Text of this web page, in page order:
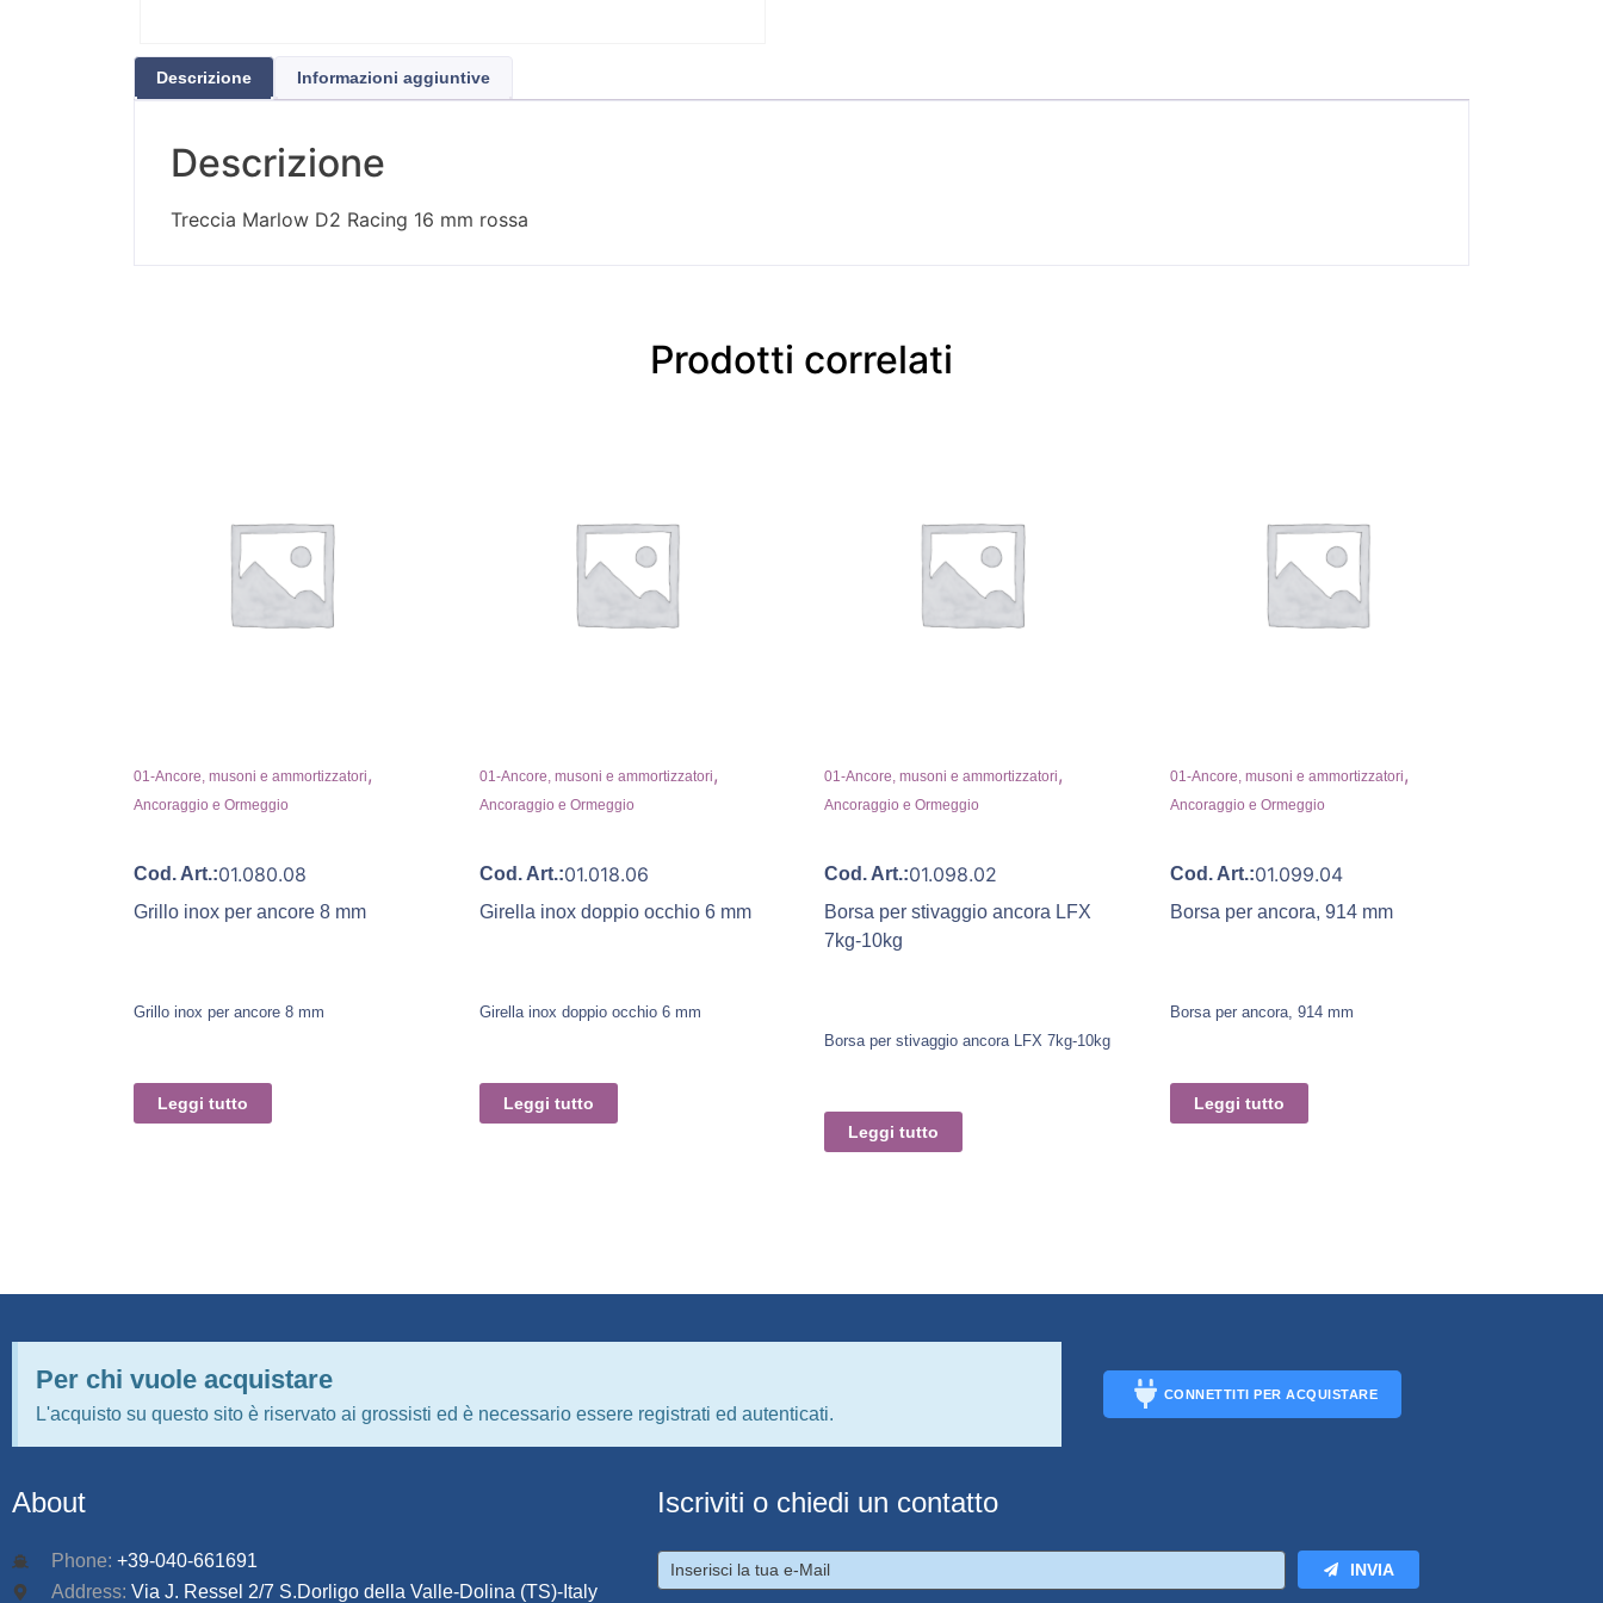
Descrizione Informazioni aggiuntive
Descrizione
Treccia Marlow D2 Racing 16 mm rossa
Prodotti correlati
01-Ancore, musoni e ammortizzatori,
Ancoraggio e Ormeggio
Cod. Art.:01.080.08
Grillo inox per ancore 8 mm
Grillo inox per ancore 8 mm
Leggi tutto
01-Ancore, musoni e ammortizzatori,
Ancoraggio e Ormeggio
Cod. Art.:01.018.06
Girella inox doppio occhio 6 mm
Girella inox doppio occhio 6 mm
Leggi tutto
01-Ancore, musoni e ammortizzatori,
Ancoraggio e Ormeggio
Cod. Art.:01.098.02
Borsa per stivaggio ancora LFX
7kg-10kg
Borsa per stivaggio ancora LFX 7kg-10kg
Leggi tutto
01-Ancore, musoni e ammortizzatori,
Ancoraggio e Ormeggio
Cod. Art.:01.099.04
Borsa per ancora, 914 mm
Borsa per ancora, 914 mm
Leggi tutto
Per chi vuole acquistare
L'acquisto su questo sito è riservato ai grossisti ed è necessario essere registrati ed autenticati.
CONNETTITI PER ACQUISTARE
About
Phone: +39-040-661691
Address: Via J. Ressel 2/7 S.Dorligo della Valle-Dolina (TS)-Italy
Iscriviti o chiedi un contatto
INVIA